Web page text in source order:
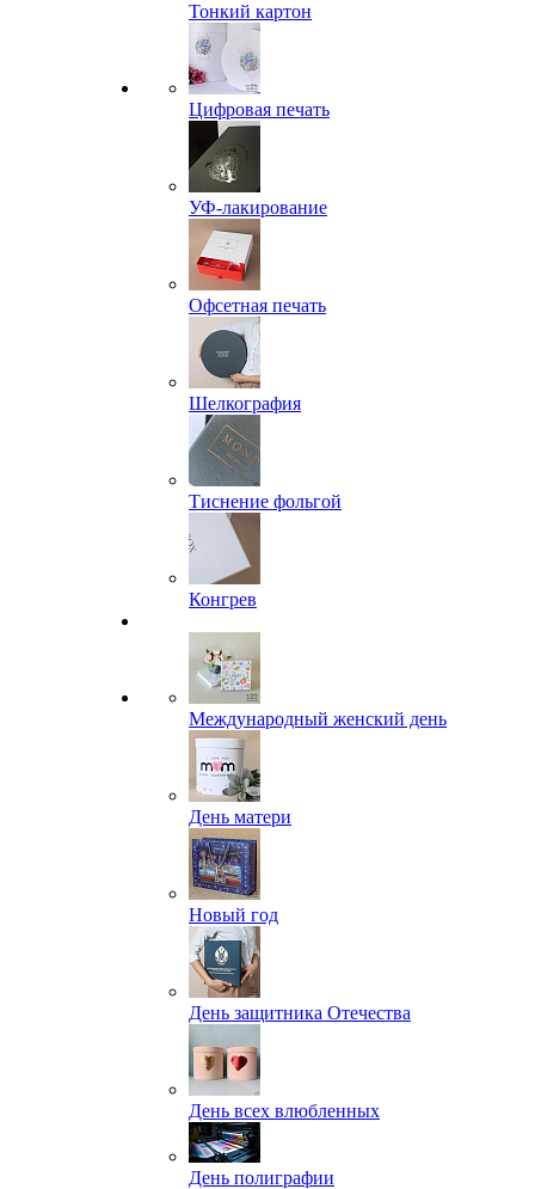
Тонкий картон
Цифровая печать
УФ-лакирование
Офсетная печать
Шелкография
Тиснение фольгой
Конгрев
Международный женский день
День матери
Новый год
День защитника Отечества
День всех влюбленных
День полиграфии